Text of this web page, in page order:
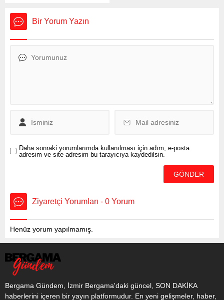
Bergama’nın yeni çevre
yolu trafiğe verildi. Trafiğe
sorununa neden olan çevre
Bir Yorum Yazın
Daha sonraki yorumlarımda kullanılması için adım, e-posta
adresim ve site adresim bu tarayıcıya kaydedilsin.
Ziyaretçi Yorumları - 0 Yorum
Henüz yorum yapılmamış.
Bergama Gündem, İzmir Bergama'daki güncel, SON DAKİKA
haberlerini içeren bir yayın platformudur. En yeni gelişmeler, haber,